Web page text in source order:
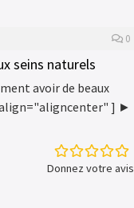
0
seins naturels
avoir de beaux
] ►
Donnez votre avis